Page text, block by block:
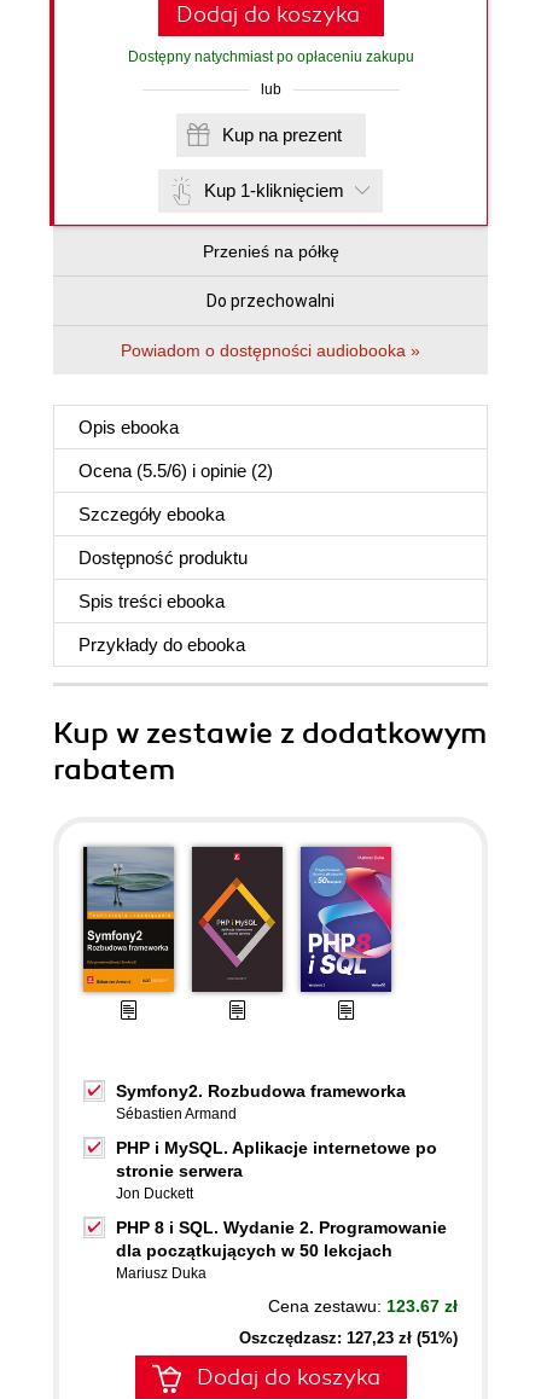
Dodaj do koszyka
Dostępny natychmiast po opłaceniu zakupu
lub
Kup na prezent
Kup 1-kliknięciem
Przenieś na półkę
Do przechowalni
Powiadom o dostępności audiobooka »
Opis ebooka
Ocena (5.5/6) i opinie (2)
Szczegóły ebooka
Dostępność produktu
Spis treści ebooka
Przykłady do ebooka
Kup w zestawie z dodatkowym
rabatem
Symfony2. Rozbudowa frameworka
Sébastien Armand
PHP i MySQL. Aplikacje internetowe po
stronie serwera
Jon Duckett
PHP 8 i SQL. Wydanie 2. Programowanie
dla początkujących w 50 lekcjach
Mariusz Duka
Cena zestawu: 123.67 zł
Oszczędzasz: 127,23 zł (51%)
Dodaj do koszyka